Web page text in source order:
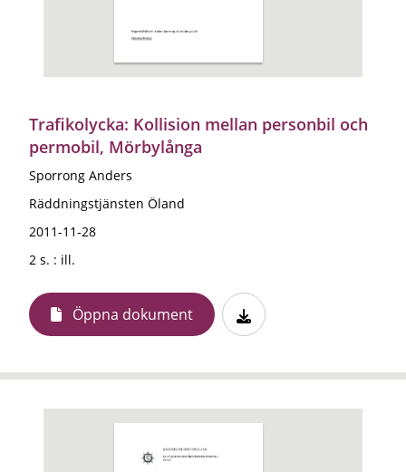
Trafikolycka: Kollision mellan personbil och
permobil, Mörbylånga
Sporrong Anders
Räddningstjänsten Öland
2011-11-28
2 s. : ill.
Öppna dokument